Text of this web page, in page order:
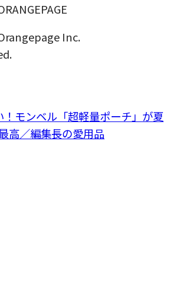
Inc.
モンベル「超軽量ポーチ」が夏
高／編集長の愛用品